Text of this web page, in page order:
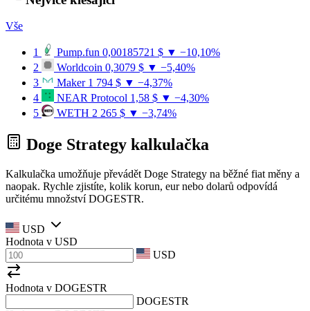
Vše
1 Pump.fun 0,00185721 $ ▼ −10,10%
2
Worldcoin 0,3079 $ ▼ −5,40%
3
Maker 1 794 $ ▼ −4,37%
4
NEAR Protocol 1,58 $ ▼ −4,30%
5
WETH 2 265 $ ▼ −3,74%
Doge Strategy kalkulačka
Kalkulačka umožňuje převádět Doge Strategy na běžné fiat měny a
naopak. Rychle zjistíte, kolik korun, eur nebo dolarů odpovídá
určitému množství DOGESTR.
USD
Hodnota v USD
USD
Hodnota v DOGESTR
DOGESTR